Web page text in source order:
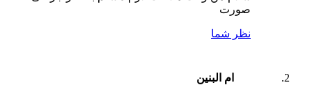
صورت
نظر شما
ام البنین